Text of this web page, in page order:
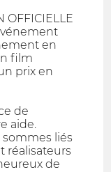
OFFICIELLE
en
film
prix en
de
aide.
liés
réalisateurs
de